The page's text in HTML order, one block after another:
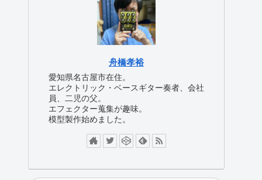
舟橋孝裕
愛知県名古屋市在住。
エレクトリック・ベースギター奏者、会社
員、二児の父。
エフェクター蒐集が趣味。
模型製作始めました。